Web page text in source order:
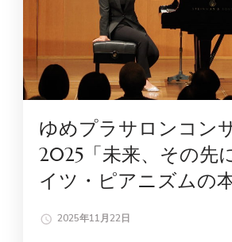
ゆめプラサロンコン
2025「未来、その先
イツ・ピアニズムの本
2025年11月22日